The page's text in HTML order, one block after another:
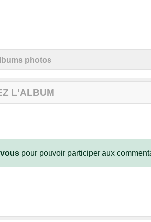
photos
L'ALBUM
pour pouvoir participer aux